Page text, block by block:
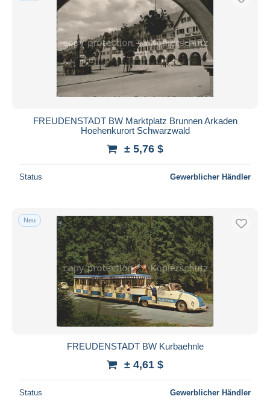
Übernehmen
FREUDENSTADT BW Marktplatz Brunnen Arkaden
Hoehenkurort Schwarzwald
± 5,76 $
Status Gewerblicher Händler
Neu
FREUDENSTADT BW Kurbaehnle
± 4,61 $
Status Gewerblicher Händler